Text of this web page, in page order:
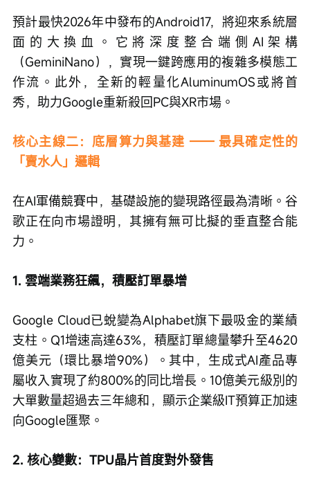
預計最快2026年中發布的Android17，將迎來系統層
面的大換血。它將深度整合端側AI架構
（GeminiNano），實現一鍵跨應用的複雜多模態工
作流。此外，全新的輕量化AluminumOS或將首
秀，助力Google重新殺回PC與XR市場。
核心主線二：底層算力與基建 —— 最具確定性的
「賣水人」邏輯
在AI軍備競賽中，基礎設施的變現路徑最為清晰。谷
歌正在向市場證明，其擁有無可比擬的垂直整合能
力。
1. 雲端業務狂飆，積壓訂單暴增
Google Cloud已蛻變為Alphabet旗下最吸金的業績
支柱。Q1增速高達63%，積壓訂單總量攀升至4620
億美元（環比暴增90%）。其中，生成式AI產品專
屬收入實現了約800%的同比增長。10億美元級別的
大單數量超過去三年總和，顯示企業級IT預算正加速
向Google匯聚。
2. 核心變數：TPU晶片首度對外發售